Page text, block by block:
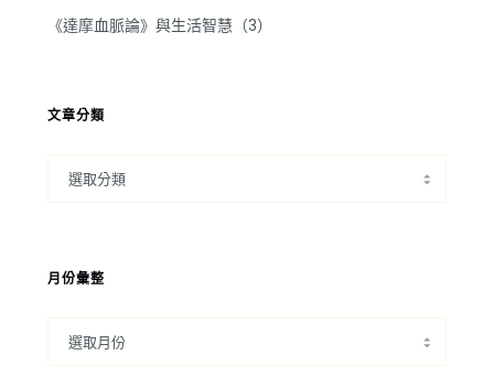
《達摩血脈論》與生活智慧（3）
文章分類
月份彙整